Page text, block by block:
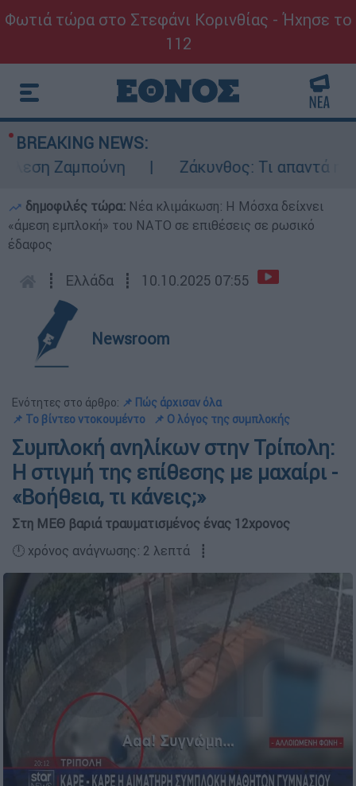
Φωτιά τώρα στο Στεφάνι Κορινθίας - Ήχησε το
112
BREAKING NEWS:
Ζαμπούνη
Ζάκυνθος: Τι απαντά η
δημοφιλές τώρα: Νέα κλιμάκωση: Η Μόσχα δείχνει
«άμεση εμπλοκή» του ΝΑΤΟ σε επιθέσεις σε ρωσικό
έδαφος
┋ Ελλάδα ┋ 10.10.2025 07:55
Newsroom
Ενότητες στο άρθρο: 📌 Πώς άρχισαν όλα
📌 Το βίντεο ντοκουμέντο
📌 Ο λόγος της συμπλοκής
Συμπλοκή ανηλίκων στην Τρίπολη:
Η στιγμή της επίθεσης με μαχαίρι -
«Βοήθεια, τι κάνεις;»
Στη ΜΕΘ βαριά τραυματισμένος ένας 12χρονος
🕛 χρόνος ανάγνωσης: 2 λεπτά ┋